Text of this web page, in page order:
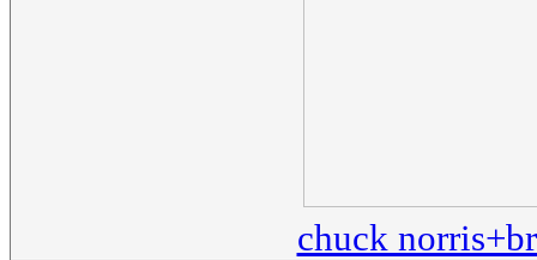
chuck